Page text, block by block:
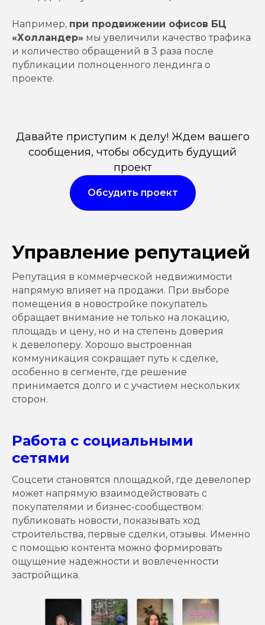
Например, при продвижении офисов БЦ
«Холландер» мы увеличили качество трафика
и количество обращений в 3 раза после
публикации полноценного лендинга о
проекте.
Давайте приступим к делу! Ждем вашего
сообщения, чтобы обсудить будущий
проект
Обсудить проект
Управление репутацией
Репутация в коммерческой недвижимости
напрямую влияет на продажи. При выборе
помещения в новостройке покупатель
обращает внимание не только на локацию,
площадь и цену, но и на степень доверия
к девелоперу. Хорошо выстроенная
коммуникация сокращает путь к сделке,
особенно в сегменте, где решение
принимается долго и с участием нескольких
сторон.
Работа с социальными
сетями
Соцсети становятся площадкой, где девелопер
может напрямую взаимодействовать с
покупателями и бизнес-сообществом:
публиковать новости, показывать ход
строительства, первые сделки, отзывы. Именно
с помощью контента можно формировать
ощущение надежности и вовлеченности
застройщика.